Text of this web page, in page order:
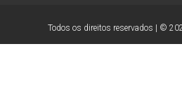
Todos os direitos reservados | ©